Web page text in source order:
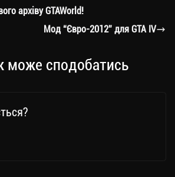
ok Li ли
ти
архіву GTAWorld!
Мод “Євро-2012” для GTA IV
може сподобатись